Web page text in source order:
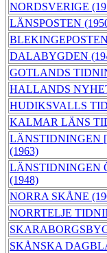
NORDSVERIGE
LÄNSPOSTEN
DALABYGDEN
GOTLANDS
HALLANDS
HUDIKSVALLS
KALMAR LÄNS
LÄNSTIDNINGEN
(1963)
LÄNSTIDNINGEN
(1948)
NORRA SKÅNE
NORRTELJE
SKÅNSKA